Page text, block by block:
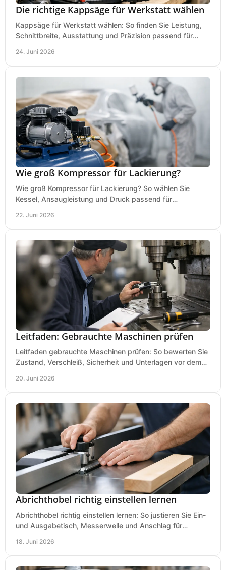
Die richtige Kappsäge für Werkstatt wählen
Kappsäge für Werkstatt wählen: So finden Sie Leistung,
Schnittbreite, Ausstattung und Präzision passend für
24. Juni 2026
Wie groß Kompressor für Lackierung?
Wie groß Kompressor für Lackierung? So wählen Sie
Kessel, Ansaugleistung und Druck passend für
22. Juni 2026
Leitfaden: Gebrauchte Maschinen prüfen
Leitfaden gebrauchte Maschinen prüfen: So bewerten Sie
Zustand, Verschleiß, Sicherheit und Unterlagen vor dem
20. Juni 2026
Abrichthobel richtig einstellen lernen
Abrichthobel richtig einstellen lernen: So justieren Sie Ein-
und Ausgabetisch, Messerwelle und Anschlag für
18. Juni 2026